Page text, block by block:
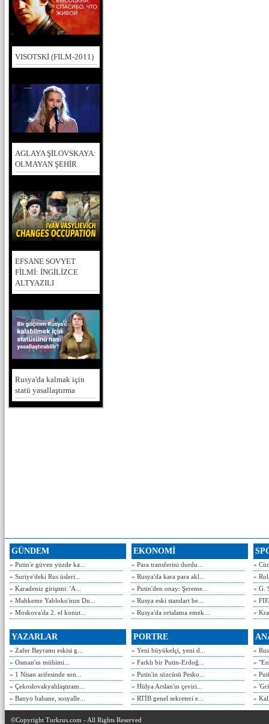
VISOTSKİ (FILM-2011)
AGLAYA ŞİLOVSKAYA:
OLMAYAN ŞEHİR
EFSANE SOVYET
FİLMİ: İNGİLİZCE
ALTYAZILI
Rusya'da kalmak için
statü yasallaştırma
GÜNDEM
» Putin'e güven yüzde ka...
» Suriye'deki Rus üsleri...
» Karadeniz girişimi: 'A...
» Mahkeme Yabloko'nun Du...
» Moskova'da 2. el konut...
EKONOMİ
» Para transferini durdu...
» Rusya'da kara para akl...
» Putin'den onay: Şereme...
» Rusya eski standart be...
» Rusya'da ortalama emek...
»
»
» G.
»
»
YAZARLAR
» Zafer Bayramı eskisi g...
» Osman'ın mühimi...
» 1 Nisan arifesinde son...
» Çekoslovakyalılaştıram...
» Banyo bahane, sosyalle...
PORTRE
» Yeni büyükelçi, yeni d...
» Farklı bir Putin-Erdoğ...
» Putin'in sözcüsü Pesko...
» Hülya Arslan'ın çeviri...
» RTİB genel sekreteri e...
»
»
»
»
»
©Copyright Turkrus.com - All Rights Reserved